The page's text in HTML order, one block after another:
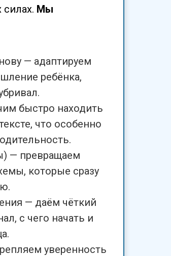
силах. Мы
— адаптируем
ребёнка,
быстро находить
что особенно
— превращаем
которые сразу
— даём чёткий
с чего начать и
уверенность